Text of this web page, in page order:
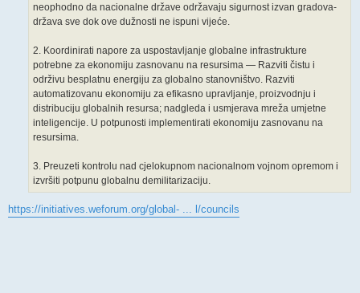
neophodno da nacionalne države održavaju sigurnost izvan gradova-
država sve dok ove dužnosti ne ispuni vijeće.
2. Koordinirati napore za uspostavljanje globalne infrastrukture
potrebne za ekonomiju zasnovanu na resursima — Razviti čistu i
održivu besplatnu energiju za globalno stanovništvo. Razviti
automatizovanu ekonomiju za efikasno upravljanje, proizvodnju i
distribuciju globalnih resursa; nadgleda i usmjerava mreža umjetne
inteligencije. U potpunosti implementirati ekonomiju zasnovanu na
resursima.
3. Preuzeti kontrolu nad cjelokupnom nacionalnom vojnom opremom i
izvršiti potpunu globalnu demilitarizaciju.
https://initiatives.weforum.org/global- ... l/councils